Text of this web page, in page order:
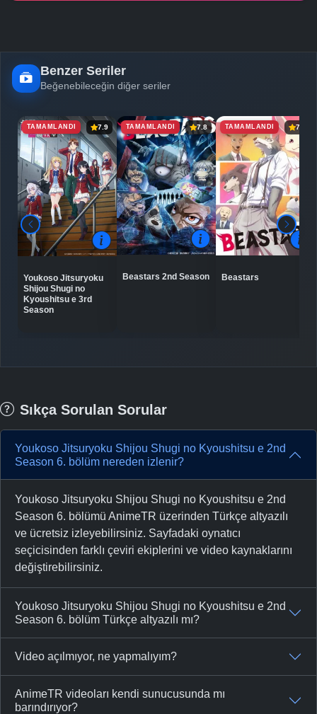
Benzer Seriler
Beğenebileceğin diğer seriler
TAMAMLANDI 7.9
Youkoso Jitsuryoku
Shijou Shugi no
Kyoushitsu e 3rd
Season
TAMAMLANDI 7.8
Beastars 2nd Season
TAMAMLANDI 7.8
Beastars
Sıkça Sorulan Sorular
Youkoso Jitsuryoku Shijou Shugi no Kyoushitsu e 2nd
Season 6. bölüm nereden izlenir?
Youkoso Jitsuryoku Shijou Shugi no Kyoushitsu e 2nd
Season 6. bölümü AnimeTR üzerinden Türkçe altyazılı
ve ücretsiz izleyebilirsiniz. Sayfadaki oynatıcı
seçicisinden farklı çeviri ekiplerini ve video kaynaklarını
değiştirebilirsiniz.
Youkoso Jitsuryoku Shijou Shugi no Kyoushitsu e 2nd
Season 6. bölüm Türkçe altyazılı mı?
Video açılmıyor, ne yapmalıyım?
AnimeTR videoları kendi sunucusunda mı
barındırıyor?